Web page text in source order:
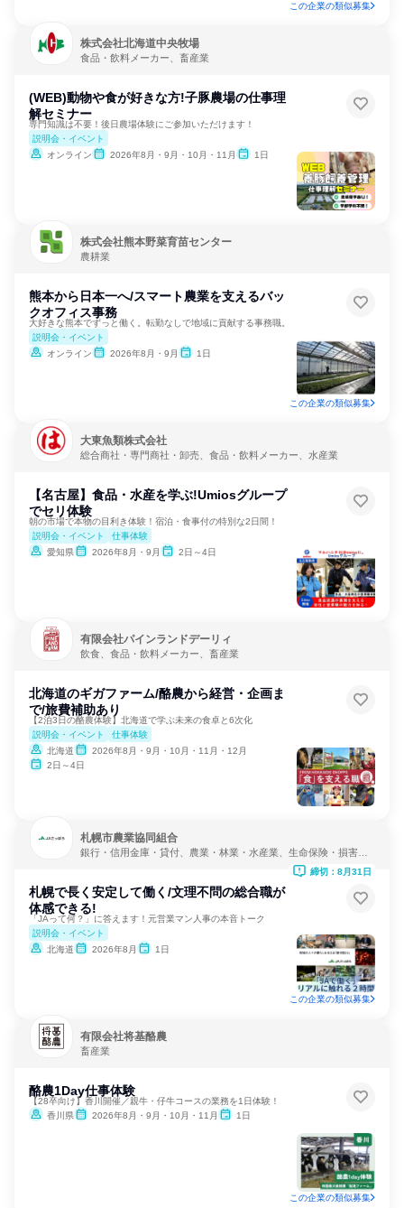
この企業の類似募集
株式会社北海道中央牧場
食品・飲料メーカー、畜産業
(WEB)動物や食が好きな方!子豚農場の仕事理
解セミナー
専門知識は不要！後日農場体験にご参加いただけます！
説明会・イベント
オンライン
2026年8月・9月・10月・11月 1日
株式会社熊本野菜育苗センター
農耕業
熊本から日本一へ/スマート農業を支えるバッ
クオフィス事務
大好きな熊本でずっと働く。転勤なしで地域に貢献する事務職。
説明会・イベント
オンライン
2026年8月・9月 1日
この企業の類似募集
大東魚類株式会社
総合商社・専門商社・卸売、食品・飲料メーカー、水産業
【名古屋】食品・水産を学ぶ!Umiosグループ
でセリ体験
朝の市場で本物の目利き体験！宿泊・食事付の特別な2日間！
説明会・イベント
仕事体験
愛知県
2026年8月・9月 2日～4日
有限会社パインランドデーリィ
飲食、食品・飲料メーカー、畜産業
北海道のギガファーム/酪農から経営・企画ま
で/旅費補助あり
【2泊3日の酪農体験】北海道で学ぶ未来の食卓と6次化
説明会・イベント
仕事体験
北海道
2026年8月・9月・10月・11月・12月
2日～4日
札幌市農業協同組合
銀行・信用金庫・貸付、農業・林業・水産業、生命保険・損害保
札幌で長く安定して働く/文理不問の総合職が
体感できる!
「JAって何？」に答えます！元営業マン人事の本音トーク
説明会・イベント
北海道
2026年8月 1日
締切：8月31日
この企業の類似募集
有限会社将基酪農
畜産業
酪農1Day仕事体験
【28卒向け】香川開催／親牛・仔牛コースの業務を1日体験！
香川県
2026年8月・9月・10月・11月 1日
この企業の類似募集